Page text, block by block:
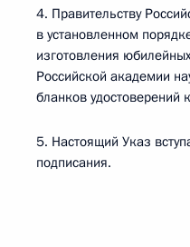
4. Правительству
в установленном
изготовления
Российской академии
бланков удостоверений
5. Настоящий Указ
подписания.